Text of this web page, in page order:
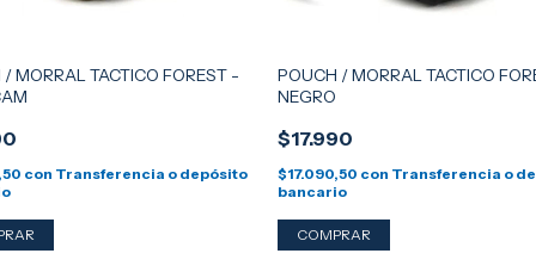
MORRAL TACTICO FOREST -
con Transferencia o depósito
POUCH / MORRAL TACTICO
NEGRO
$17.990
$17.090,50 con Transferencia o
bancario